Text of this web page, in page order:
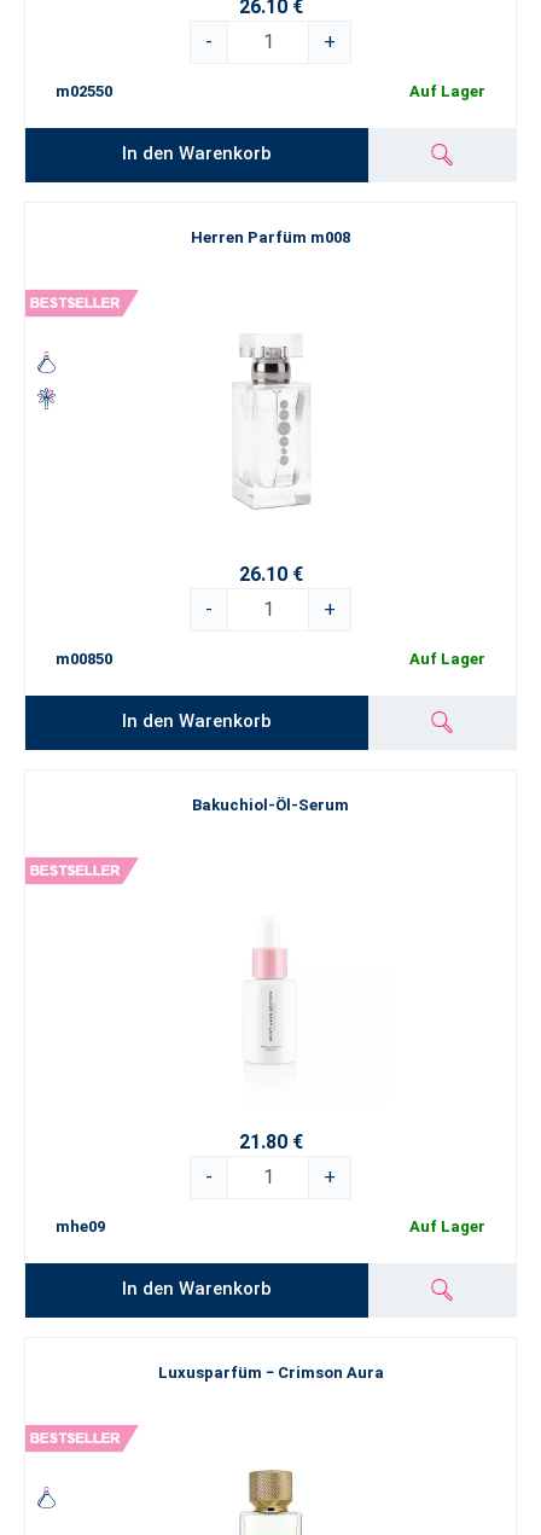
26.10 €
-
+
m02550 Auf Lager
In den Warenkorb
Herren Parfüm m008
26.10 €
-
+
m00850 Auf Lager
In den Warenkorb
Bakuchiol-Öl-Serum
21.80 €
-
+
mhe09 Auf Lager
In den Warenkorb
Luxusparfüm − Crimson Aura